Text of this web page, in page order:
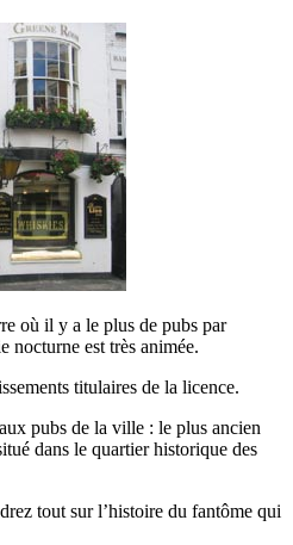
où il y a le plus de pubs par
nocturne est très animée.
titulaires de la licence.
pubs de la ville : le plus ancien
dans le quartier historique des
tout sur l’histoire du fantôme qui